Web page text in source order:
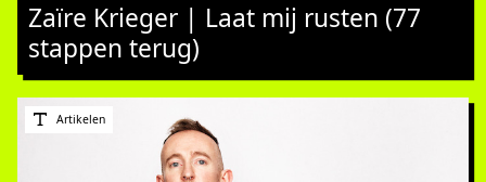
Zaïre Krieger | Laat mij rusten (77
stappen terug)
Artikelen